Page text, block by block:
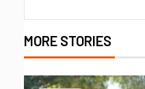
MORE STORIES